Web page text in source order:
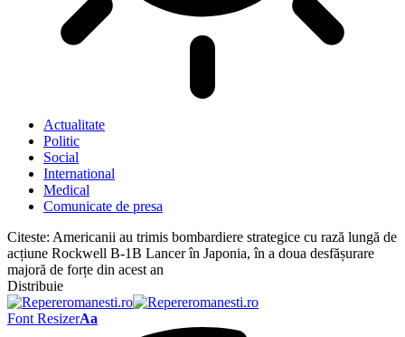
Actualitate
Politic
Social
International
Medical
Comunicate de presa
Citeste: Americanii au trimis bombardiere strategice cu rază lungă de
acțiune Rockwell B-1B Lancer în Japonia, în a doua desfășurare
majoră de forțe din acest an
Distribuie
Font ResizerAa